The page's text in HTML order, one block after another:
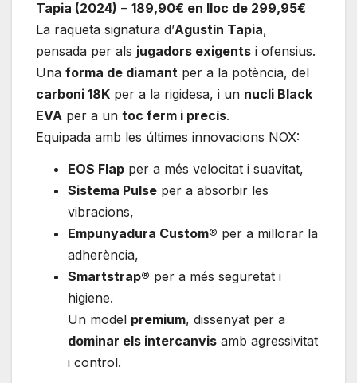
Tapia (2024) – 189,90€ en lloc de 299,95€
La raqueta signatura d’Agustín Tapia,
pensada per als jugadors exigents i ofensius.
Una forma de diamant per a la potència, del
carboni 18K per a la rigidesa, i un nucli Black
EVA per a un toc ferm i precís.
Equipada amb les últimes innovacions NOX:
EOS Flap per a més velocitat i suavitat,
Sistema Pulse per a absorbir les
vibracions,
Empunyadura Custom® per a millorar la
adherència,
Smartstrap® per a més seguretat i
higiene.
Un model premium, dissenyat per a
dominar els intercanvis amb agressivitat
i control.